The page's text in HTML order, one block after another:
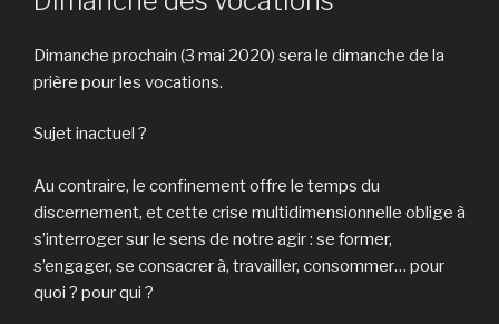
Dimanche prochain (3 mai 2020) sera le dimanche de la
prière pour les vocations.
Sujet inactuel ?
Au contraire, le confinement offre le temps du
discernement, et cette crise multidimensionnelle oblige à
s’interroger sur le sens de notre agir : se former,
s’engager, se consacrer à, travailler, consommer… pour
quoi ? pour qui ?